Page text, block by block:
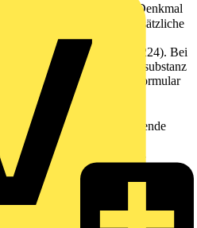
zum KfW-Effizienzhaus Denkmal
ergänzende Anlage "Zusätzliche
sonstige besonders
600 000 2224). Bei
erhaltenswerter Bausubstanz
ist auf dem genannten Formular
die Kommune darüber
um örtlich besonders
 Eine zusammenfassende
des
als Bestätigung zur
bei Gewährung mehrerer
(Formularnummer 600
A. bis E.: - Anlage
Investitionsmehrkosten"